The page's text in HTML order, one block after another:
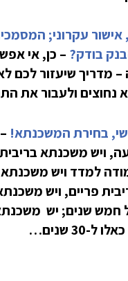
עקרוני;
בודק? – כן, אי
– מדריך שיעזור לכם
נחוצים ולעבור את
בחירת המשכנתא!
ויש משכנתא
למדד ויש
פריים, ויש
שנים; יש